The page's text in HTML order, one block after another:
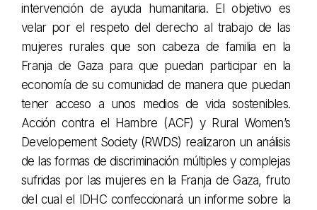
intervención de ayuda humanitaria. El objetivo es
velar por el respeto del derecho al trabajo de las
mujeres rurales que son cabeza de familia en la
Franja de Gaza para que puedan participar en la
economía de su comunidad de manera que puedan
tener acceso a unos medios de vida sostenibles.
Acción contra el Hambre (ACF) y Rural Women’s
Developement Society (RWDS) realizaron un análisis
de las formas de discriminación múltiples y complejas
sufridas por las mujeres en la Franja de Gaza, fruto
del cual el IDHC confeccionará un informe sobre la